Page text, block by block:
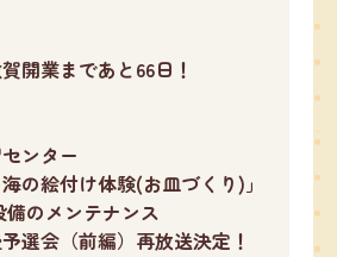
開業まであと66日！
ンター
の絵付け体験(お皿づくり)」
備のメンテナンス
選会（前編）再放送決定！